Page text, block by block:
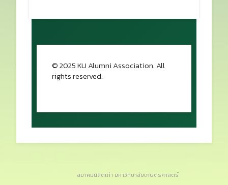
© 2025 KU Alumni Association. All
rights reserved.
สมาคมนิสิตเก่า มหาวิทยาลัยเกษตรศาสตร์